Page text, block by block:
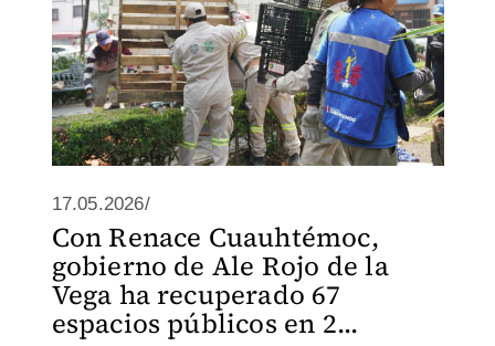
17.05.2026/
Con Renace Cuauhtémoc,
gobierno de Ale Rojo de la
Vega ha recuperado 67
espacios públicos en 2...